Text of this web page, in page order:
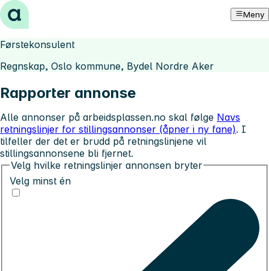
Hopp til innhold Meny
Førstekonsulent
Regnskap, Oslo kommune, Bydel Nordre Aker
Rapporter annonse
Alle annonser på arbeidsplassen.no skal følge Navs
retningslinjer for stillingsannonser (åpner i ny fane). I
tilfeller der det er brudd på retningslinjene vil
stillingsannonsene bli fjernet.
Velg hvilke retningslinjer annonsen bryter
Velg minst én